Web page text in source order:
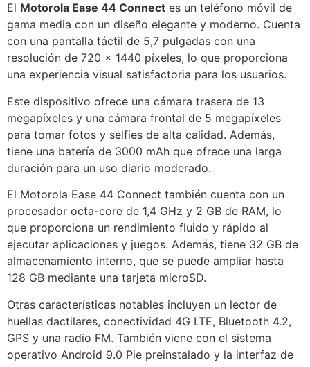
El Motorola Ease 44 Connect es un teléfono móvil de
gama media con un diseño elegante y moderno. Cuenta
con una pantalla táctil de 5,7 pulgadas con una
resolución de 720 x 1440 píxeles, lo que proporciona
una experiencia visual satisfactoria para los usuarios.
Este dispositivo ofrece una cámara trasera de 13
megapíxeles y una cámara frontal de 5 megapíxeles
para tomar fotos y selfies de alta calidad. Además,
tiene una batería de 3000 mAh que ofrece una larga
duración para un uso diario moderado.
El Motorola Ease 44 Connect también cuenta con un
procesador octa-core de 1,4 GHz y 2 GB de RAM, lo
que proporciona un rendimiento fluido y rápido al
ejecutar aplicaciones y juegos. Además, tiene 32 GB de
almacenamiento interno, que se puede ampliar hasta
128 GB mediante una tarjeta microSD.
Otras características notables incluyen un lector de
huellas dactilares, conectividad 4G LTE, Bluetooth 4.2,
GPS y una radio FM. También viene con el sistema
operativo Android 9.0 Pie preinstalado y la interfaz de